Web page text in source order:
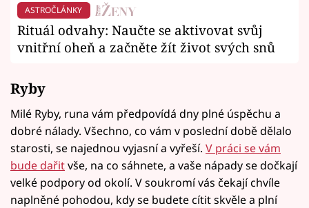
ASTROČLÁNKY
Rituál odvahy: Naučte se aktivovat svůj
vnitřní oheň a začněte žít život svých snů
Ryby
Milé Ryby, runa vám předpovídá dny plné úspěchu a
dobré nálady. Všechno, co vám v poslední době dělalo
starosti, se najednou vyjasní a vyřeší. V práci se vám
bude dařitvše, na co sáhnete, a vaše nápady se dočkají
velké podpory od okolí. V soukromí vás čekají chvíle
naplněné pohodou, kdy se budete cítit skvěle a plní